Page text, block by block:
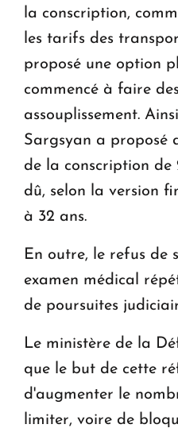
la conscription,
les tarifs des
proposé une option
commencé à faire
assouplissement.
Sargsyan a proposé
de la conscription
dû, selon la version
à 32 ans.
En outre, le refus de
examen médical
de poursuites
Le ministère de la
que le but de cette
d'augmenter le
limiter, voire de